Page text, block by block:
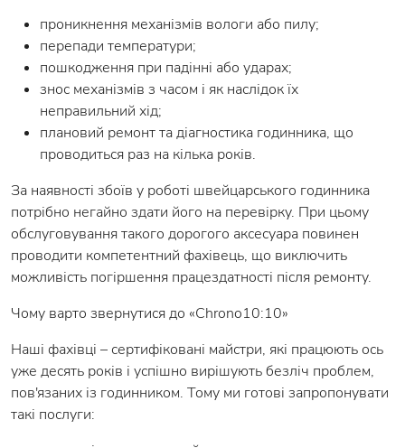
проникнення механізмів вологи або пилу;
перепади температури;
пошкодження при падінні або ударах;
знос механізмів з часом і як наслідок їх
неправильний хід;
плановий ремонт та діагностика годинника, що
проводиться раз на кілька років.
За наявності збоїв у роботі швейцарського годинника
потрібно негайно здати його на перевірку. При цьому
обслуговування такого дорогого аксесуара повинен
проводити компетентний фахівець, що виключить
можливість погіршення працездатності після ремонту.
Чому варто звернутися до «Chrono10:10»
Наші фахівці – сертифіковані майстри, які працюють ось
уже десять років і успішно вирішують безліч проблем,
пов'язаних із годинником. Тому ми готові запропонувати
такі послуги: